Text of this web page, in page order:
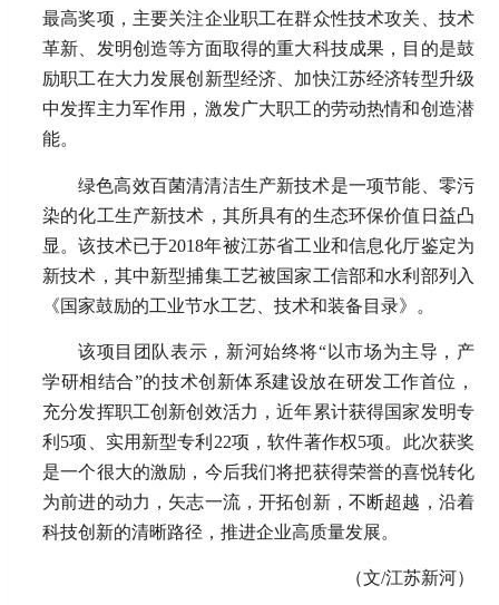
最高奖项，主要关注企业职工在群众性技术攻关、技术
革新、发明创造等方面取得的重大科技成果，目的是鼓
励职工在大力发展创新型经济、加快江苏经济转型升级
中发挥主力军作用，激发广大职工的劳动热情和创造潜
能。
绿色高效百菌清清洁生产新技术是一项节能、零污
染的化工生产新技术，其所具有的生态环保价值日益凸
显。该技术已于2018年被江苏省工业和信息化厅鉴定为
新技术，其中新型捕集工艺被国家工信部和水利部列入
《国家鼓励的工业节水工艺、技术和装备目录》。
该项目团队表示，新河始终将“以市场为主导，产
学研相结合”的技术创新体系建设放在研发工作首位，
充分发挥职工创新创效活力，近年累计获得国家发明专
利5项、实用新型专利22项，软件著作权5项。此次获奖
是一个很大的激励，今后我们将把获得荣誉的喜悦转化
为前进的动力，矢志一流，开拓创新，不断超越，沿着
科技创新的清晰路径，推进企业高质量发展。
（文/江苏新河）